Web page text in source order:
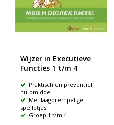
Wijzer in Executieve
Functies 1 t/m 4
Praktisch en preventief
hulpmiddel
Met laagdrempelige
spelletjes
Groep 1 t/m 4